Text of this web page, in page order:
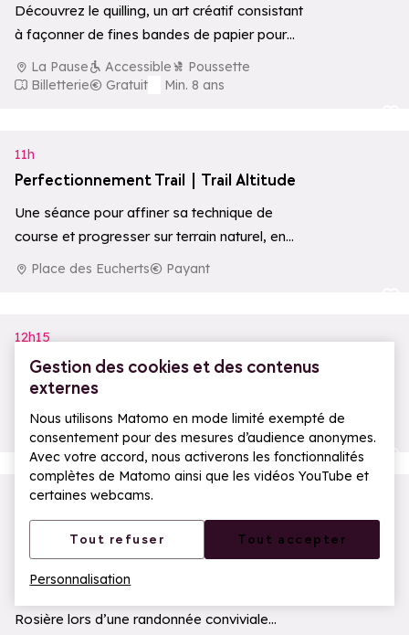
Gestion des cookies et des contenus
externes
Nous utilisons Matomo en mode limité exempté de
consentement pour des mesures d’audience anonymes.
Avec votre accord, nous activerons les fonctionnalités
complètes de Matomo ainsi que les vidéos YouTube et
certaines webcams.
Tout refuser Tout accepter
Personnalisation
Découvrez le quilling, un art créatif consistant
à façonner de fines bandes de papier pour
réaliser de magnifiques cartes en…
La Pause Accessible
Poussette
Billetterie
Gratuit
Min. 8 ans
11h
Perfectionnement Trail | Trail Altitude
Une séance pour affiner sa technique de
course et progresser sur terrain naturel, en
groupe.
Place des Eucherts
Payant
12h15
ILY Yoga by Silkasanas
Cours de Yoga sans niveau exigé.
I.L.Y Hotels
Payant
Ajouter
13h30
Saveurs d'Alpage | Evolution 2 & la
Coopérative laitière de Haute
Tarentaise
Rosière lors d’une randonnée conviviale